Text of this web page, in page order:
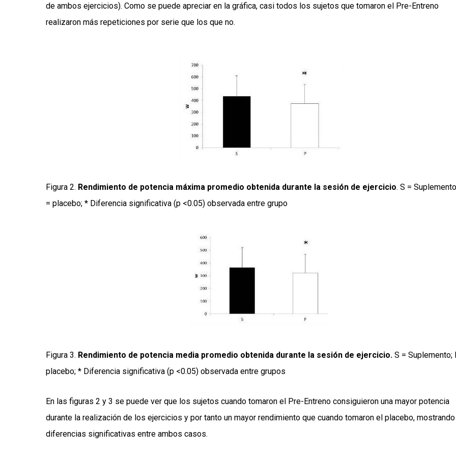
de ambos ejercicios). Como se puede apreciar en la gráfica, casi todos los sujetos que tomaron el Pre-Entreno
realizaron más repeticiones por serie que los que no.
Figura 2. Rendimiento de potencia máxima promedio obtenida durante la sesión de ejercicio. S =
= placebo; * Diferencia significativa (p <0.05) observada entre grupo
Figura 3. Rendimiento de potencia media promedio obtenida durante la sesión de ejercicio. S = Suplemento;
placebo; * Diferencia significativa (p <0.05) observada entre grupos
En las figuras 2 y 3 se puede ver que los sujetos cuando tomaron el Pre-Entreno consiguieron una mayor potencia
durante la realización de los ejercicios y por tanto un mayor rendimiento que cuando tomaron el placebo, mostrando
diferencias significativas entre ambos casos.